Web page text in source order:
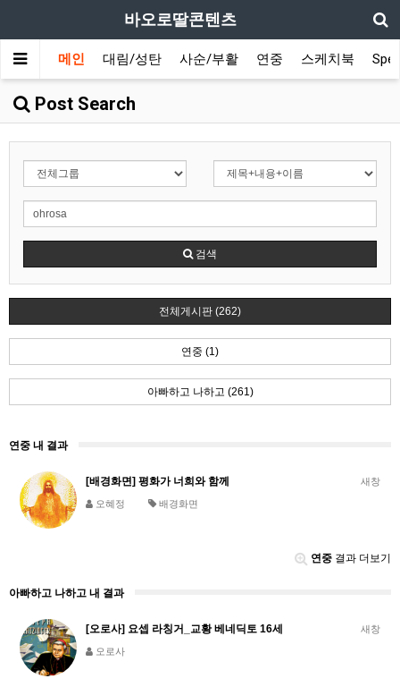
바오로딸콘텐츠
메인 대림/성탄 사순/부활 연중 스케치북
Post Search
검색
전체게시판 (262)
연중 (1)
아빠하고 나하고 (261)
연중 내 결과
새창
[배경화면] 평화가 너희와 함께
오혜정 배경화면
연중 결과 더보기
아빠하고 나하고 내 결과
새창
[오로사] 요셉 라칭거_교황 베네딕토 16세
오로사